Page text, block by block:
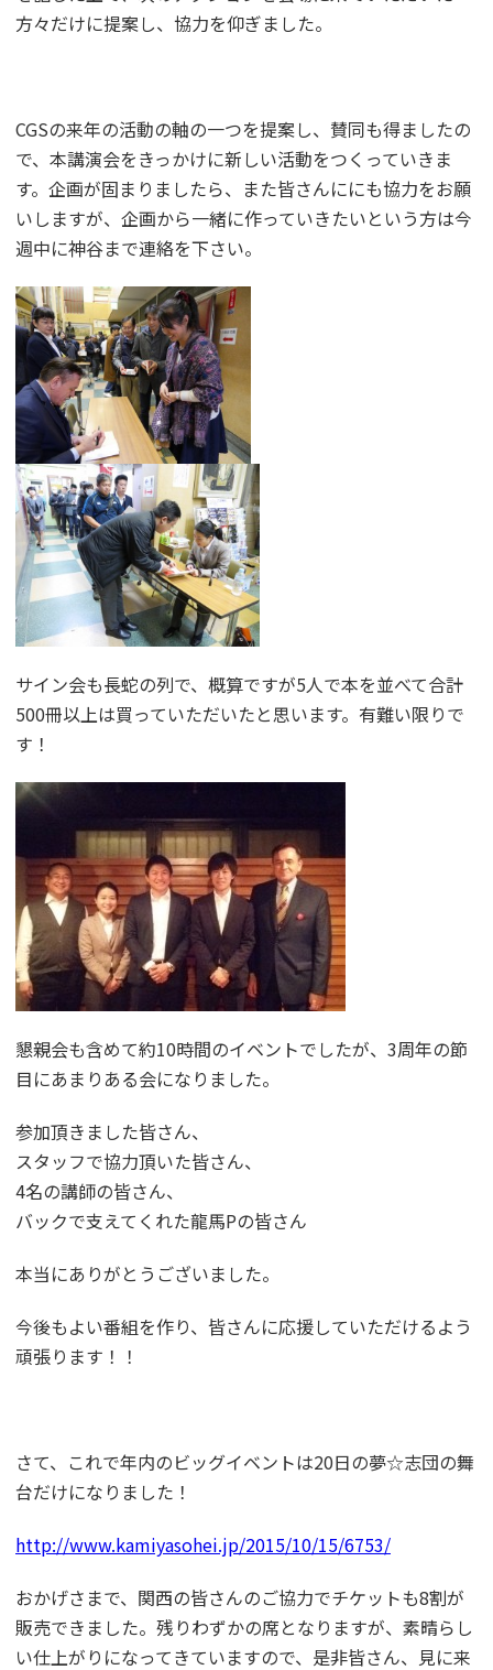
方々だけに提案し、協力を仰ぎました。
CGSの来年の活動の軸の一つを提案し、賛同も得ましたの
で、本講演会をきっかけに新しい活動をつくっていきま
す。企画が固まりましたら、また皆さんににも協力をお願
いしますが、企画から一緒に作っていきたいという方は今
週中に神谷まで連絡を下さい。
サイン会も長蛇の列で、概算ですが5人で本を並べて合計
500冊以上は買っていただいたと思います。有難い限りで
す！
懇親会も含めて約10時間のイベントでしたが、3周年の節
目にあまりある会になりました。
参加頂きました皆さん、
スタッフで協力頂いた皆さん、
4名の講師の皆さん、
バックで支えてくれた龍馬Pの皆さん
本当にありがとうございました。
今後もよい番組を作り、皆さんに応援していただけるよう
頑張ります！！
さて、これで年内のビッグイベントは20日の夢☆志団の舞
台だけになりました！
http://www.kamiyasohei.jp/2015/10/15/6753/
おかげさまで、関西の皆さんのご協力でチケットも8割が
販売できました。残りわずかの席となりますが、素晴らし
い仕上がりになってきていますので、是非皆さん、見に来